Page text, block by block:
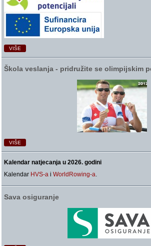
VIŠE
Škola veslanja ‑ pridružite se olimpijskim
VIŠE
Kalendar natjecanja u 2026. godini
Kalendar HVS-a iWorldRowing-a.
Sava osiguranje